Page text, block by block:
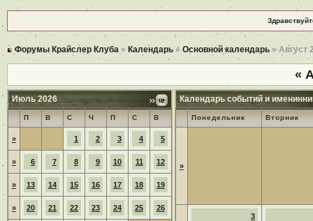
Форумы Крайслер Клуба » Календарь» Основной календарь» Август
«
Июль 2026
П В С Ч П С В
» 1 2 3 4 5
» 6 7 8 9 10 11 12
» 13 14 15 16 17 18 19
» 20 21 22 23 24 25 26
Календарь событий и
Понедельник Вторник
»
3